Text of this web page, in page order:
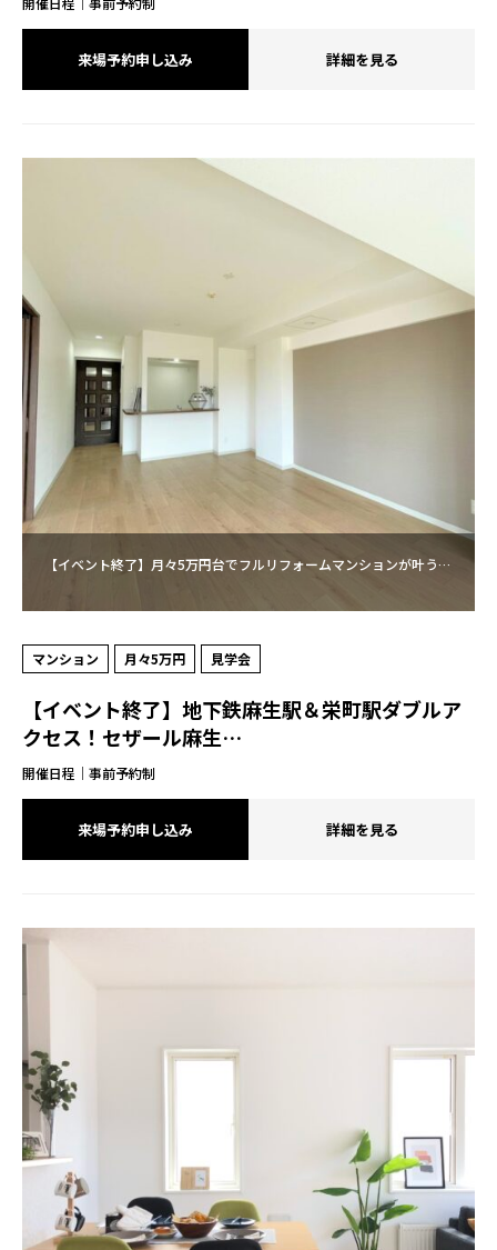
来場予約申し込み 詳細を見る
【イベント終了】月々5万円台でフルリフォームマンションが叶う…
マンション 月々5万円 見学会
【イベント終了】地下鉄麻生駅＆栄町駅ダブルア
クセス！セザール麻生…
開催日程｜事前予約制
来場予約申し込み 詳細を見る